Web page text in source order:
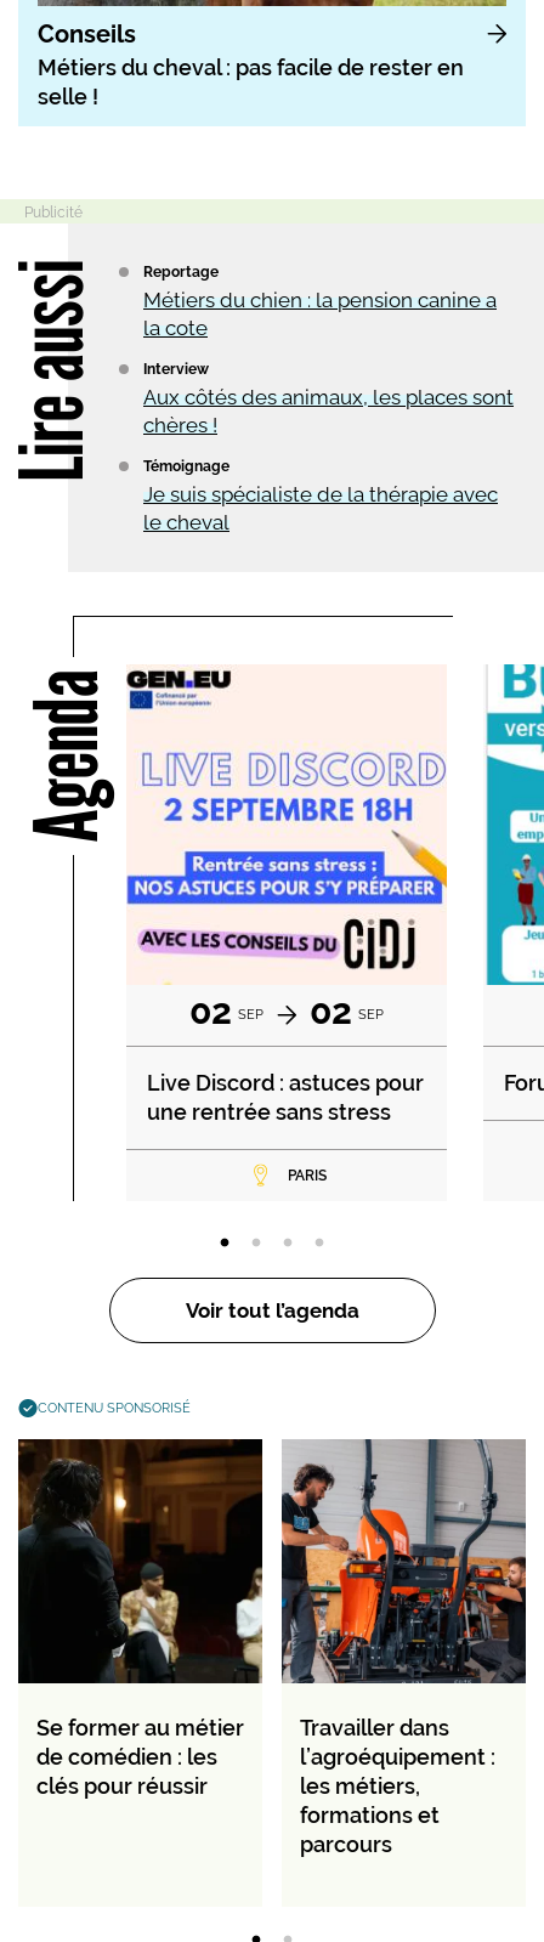
Conseils
Métiers du cheval : pas facile de rester en
selle !
Reportage
Métiers du chien : la pension canine a
la cote
Interview
Aux côtés des animaux, les places sont
chères !
Témoignage
Je suis spécialiste de la thérapie avec
le cheval
Agenda
02 SEP 02 SEP
Live Discord : astuces pour
une rentrée sans stress
PARIS
Voir tout l’agenda
CONTENU SPONSORISÉ
Se former au métier
de comédien : les
clés pour réussir
Travailler dans
l’agroéquipement :
les métiers,
formations et
parcours